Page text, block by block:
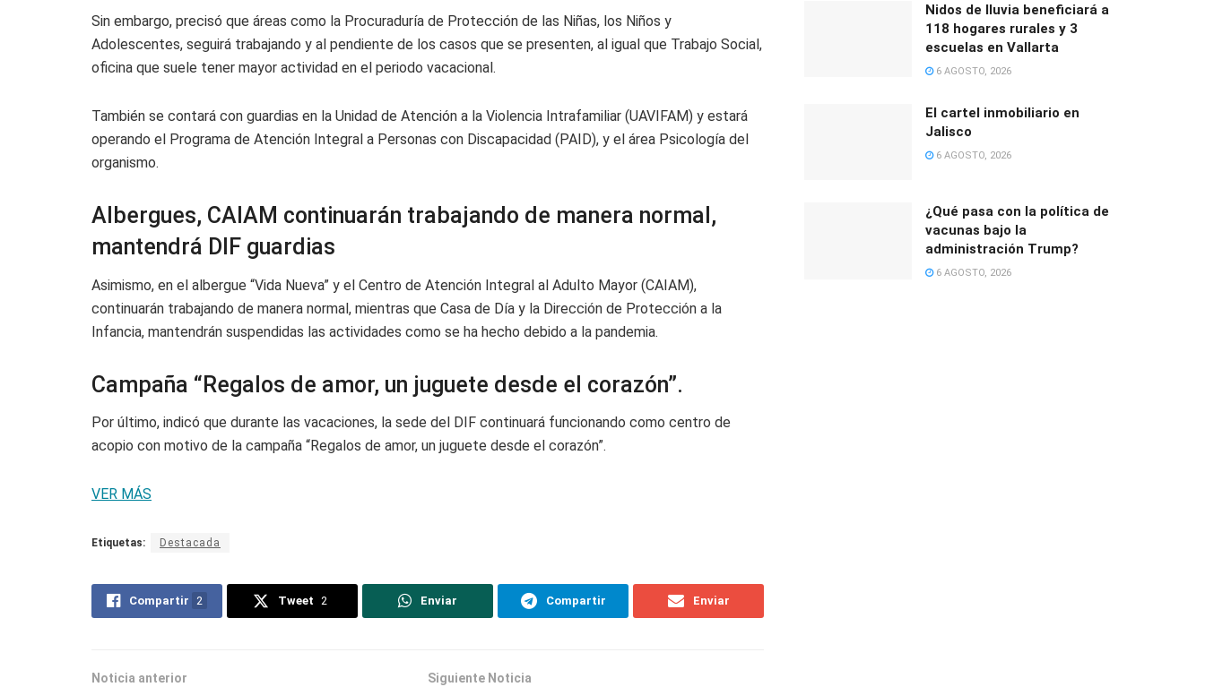
Sin embargo, precisó que áreas como la Procuraduría de Protección de las Niñas, los Niños y
Adolescentes, seguirá trabajando y al pendiente de los casos que se presenten, al igual que Trabajo Social,
oficina que suele tener mayor actividad en el periodo vacacional.
También se contará con guardias en la Unidad de Atención a la Violencia Intrafamiliar (UAVIFAM) y estará
operando el Programa de Atención Integral a Personas con Discapacidad (PAID), y el área Psicología del
organismo.
Albergues, CAIAM continuarán trabajando de manera normal,
mantendrá DIF guardias
Asimismo, en el albergue “Vida Nueva” y el Centro de Atención Integral al Adulto Mayor (CAIAM),
continuarán trabajando de manera normal, mientras que Casa de Día y la Dirección de Protección a la
Infancia, mantendrán suspendidas las actividades como se ha hecho debido a la pandemia.
Campaña “Regalos de amor, un juguete desde el corazón”.
Por último, indicó que durante las vacaciones, la sede del DIF continuará funcionando como centro de
acopio con motivo de la campaña “Regalos de amor, un juguete desde el corazón”.
VER MÁS
Etiquetas: Destacada
Compartir 2 Tweet 2 Enviar Compartir Enviar
Noticia anterior Siguiente Noticia
Nidos de lluvia beneficiará a
118 hogares rurales y 3
escuelas en Vallarta
6 AGOSTO, 2026
El cartel inmobiliario en
Jalisco
6 AGOSTO, 2026
¿Qué pasa con la política de
vacunas bajo la
administración Trump?
6 AGOSTO, 2026